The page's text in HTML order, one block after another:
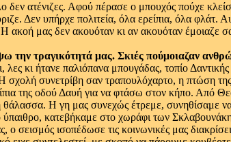
δεν ατένιζες. Αφού πέρασε ο μπουχός πούχε
Δεν υπήρχε πολιτεία, όλα ερείπια, όλα φλάτ.
ακοή μας δεν ακουόταν κι αν ακουόταν
την τραγικότητά μας. Σκιές πούμοιαζαν
λες κι ήτανε παλιόπανα μπουγάδας, τοπίο
σχολή συνετρίβη σαν τραπουλόχαρτο, η πτώση
της οδού Δαυή για να φτάσω στον κήπο. Από
θάλασσα. Η γη μας συνεχώς έτρεμε, συνηθίσαμε
κατεβήκαμε στο χωράφι των
ο σεισμός ισοπέδωσε τις κοινωνικές μας